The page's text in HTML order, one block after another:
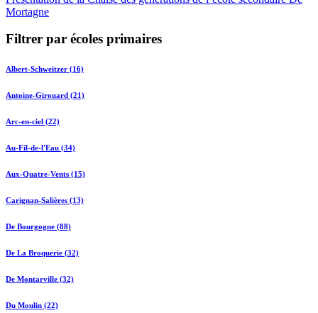
Mortagne
Filtrer par écoles primaires
Albert-Schweitzer (16)
Antoine-Girouard (21)
Arc-en-ciel (22)
Au-Fil-de-l'Eau (34)
Aux-Quatre-Vents (15)
Carignan-Salières (13)
De Bourgogne (88)
De La Broquerie (32)
De Montarville (32)
Du Moulin (22)